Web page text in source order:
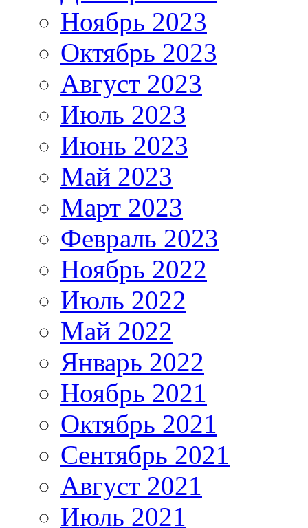
Ноябрь 2023
Октябрь 2023
Август 2023
Июль 2023
Июнь 2023
Май 2023
Март 2023
Февраль 2023
Ноябрь 2022
Июль 2022
Май 2022
Январь 2022
Ноябрь 2021
Октябрь 2021
Сентябрь 2021
Август 2021
Июль 2021